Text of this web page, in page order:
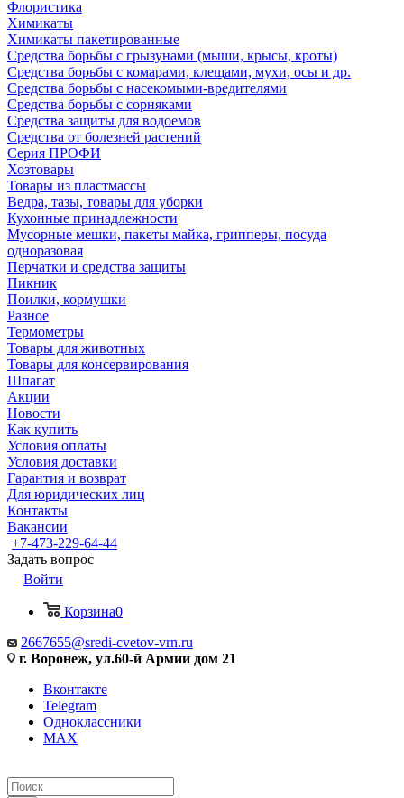
Флористика
Химикаты
Химикаты пакетированные
Средства борьбы с грызунами (мыши, крысы, кроты)
Средства борьбы с комарами, клещами, мухи, осы и др.
Средства борьбы с насекомыми-вредителями
Средства борьбы с сорняками
Средства защиты для водоемов
Средства от болезней растений
Серия ПРОФИ
Хозтовары
Товары из пластмассы
Ведра, тазы, товары для уборки
Кухонные принадлежности
Мусорные мешки, пакеты майка, грипперы, посуда
одноразовая
Перчатки и средства защиты
Пикник
Поилки, кормушки
Разное
Термометры
Товары для животных
Товары для консервирования
Шпагат
Акции
Новости
Как купить
Условия оплаты
Условия доставки
Гарантия и возврат
Для юридических лиц
Контакты
Вакансии
+7-473-229-64-44
Задать вопрос
Войти
Корзина0
2667655@sredi-cvetov-vrn.ru
г. Воронеж, ул.60-й Армии дом 21
Вконтакте
Telegram
Одноклассники
MAX